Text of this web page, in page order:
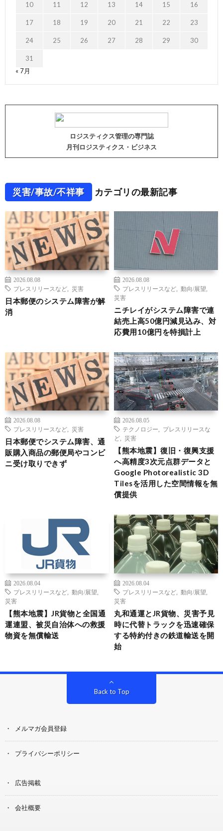
10 11 12 13 14 15 16
17 18 19 20 21 22 23
24 25 26 27 28 29 30
31
« 7月
ロジスティクス管理の専門誌
月刊ロジスティクス・ビジネス
災害/事故/不祥事 カテゴリの最新記事
2026.08.08
プレスリリースなど
災害
日本郵便のシステム障害が解
消
2026.08.08
プレスリリースなど
動向/展望
災害
ニチレイがシステム障害で連
結売上高50億円減見込み、対
応費用10億円を特損計上
2026.08.08
プレスリリースなど
災害
日本郵便でシステム障害、通
販購入商品の郵便局やコンビ
ニ受け取りできず
2026.08.05
テクノロジー
プレスリリースな
ど
災害
【熊本地震】復旧・復興支援
へ高精度3次元点群データと
Google Photorealistic 3D
Tilesを活用した空間情報を無
償提供
2026.08.04
プレスリリースなど
動向/展望
災害
【熊本地震】JR貨物と全国通
運連盟、被災自治体への救援
物資を無償輸送
2026.08.04
プレスリリースなど
動向/展望
災害
丸和通運とJR貨物、災害予見
時に代替トラックを迅速確保
する特約付きの鉄道輸送を開
始
Back to Top
メルマガ会員登録
プライバシーポリシー
広告掲載
会社概要